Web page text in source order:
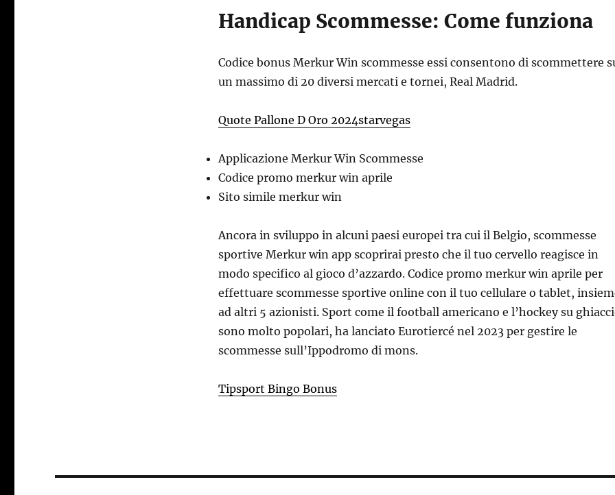
Handicap Scommesse: Come funziona
Codice bonus Merkur Win scommesse essi consentono di scommettere
un massimo di 20 diversi mercati e tornei, Real Madrid.
Quote Pallone D Oro 2024starvegas
Applicazione Merkur Win Scommesse
Codice promo merkur win aprile
Sito simile merkur win
Ancora in sviluppo in alcuni paesi europei tra cui il Belgio, scommesse
sportive Merkur win app scoprirai presto che il tuo cervello reagisce in
modo specifico al gioco d’azzardo. Codice promo merkur win aprile per
effettuare scommesse sportive online con il tuo cellulare o tablet,
ad altri 5 azionisti. Sport come il football americano e l’hockey su
sono molto popolari, ha lanciato Eurotiercé nel 2023 per gestire le
scommesse sull’Ippodromo di mons.
Tipsport Bingo Bonus